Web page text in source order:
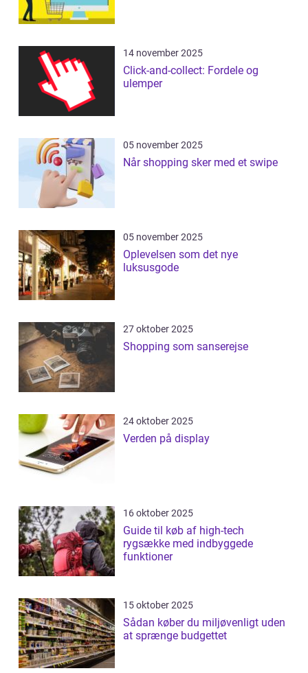
14 november 2025
Click-and-collect: Fordele og
ulemper
05 november 2025
Når shopping sker med et swipe
05 november 2025
Oplevelsen som det nye
luksusgode
27 oktober 2025
Shopping som sanserejse
24 oktober 2025
Verden på display
16 oktober 2025
Guide til køb af high-tech
rygsække med indbyggede
funktioner
15 oktober 2025
Sådan køber du miljøvenligt uden
at sprænge budgettet